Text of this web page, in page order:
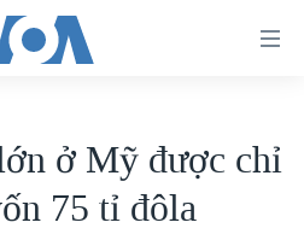
ở Mỹ được chỉ
75 tỉ đôla